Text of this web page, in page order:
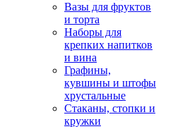
Вазы для фруктов
и торта
Наборы для
крепких напитков
и вина
Графины,
кувшины и штофы
хрустальные
Стаканы, стопки и
кружки